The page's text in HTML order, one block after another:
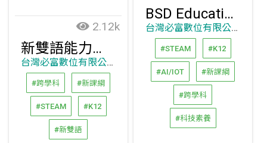
BSD Education (程式科技教育)
台灣必富數位有限公司
#STEAM #K12
#AI/IOT #新課綱
#跨學科
#科技素養
2.12k
新雙語能力提升方案
台灣必富數位有限公司
#跨學科 #新課綱
#STEAM #K12
#新雙語